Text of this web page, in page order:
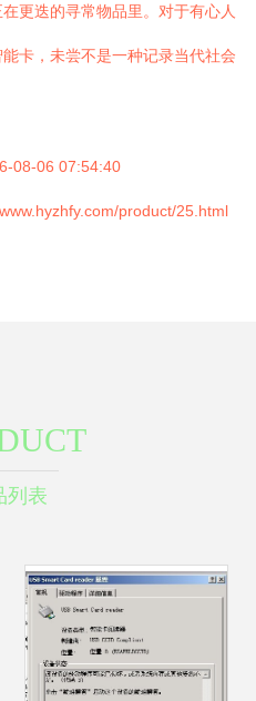
更迭的寻常物品里。对于有心人
卡，未尝不是一种记录当代社会
08-06 07:54:40
product/25.html
列表